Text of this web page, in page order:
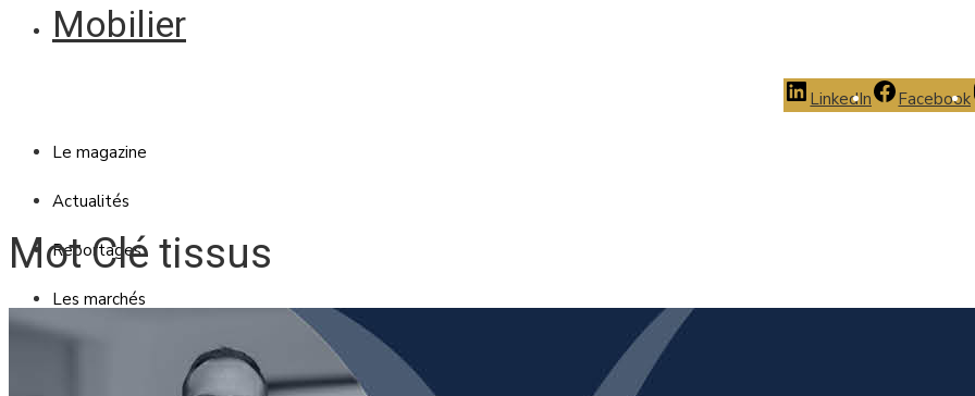
Mobilier
LinkedIn Facebook
Le magazine
Actualités
Reportages
Les marchés
Mot Clé tissus